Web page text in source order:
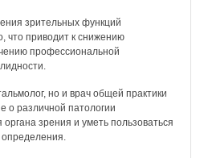
зрительных функций
что приводит к снижению
профессиональной
но и врач общей практики
о различной патологии
зрения и уметь пользоваться